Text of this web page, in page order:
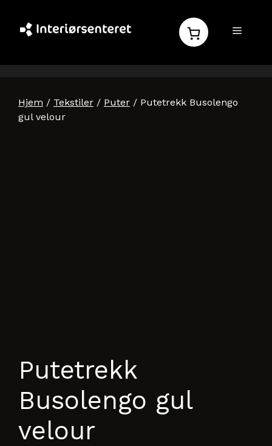
innhold
MENY
Hjem / Tekstiler / Puter / Putetrekk Busolengo
gul velour
Putetrekk
Busolengo gul
velour